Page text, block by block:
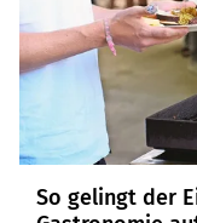
So gelingt der